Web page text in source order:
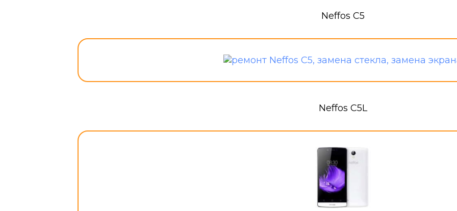
Neffos C5
Neffos C5L